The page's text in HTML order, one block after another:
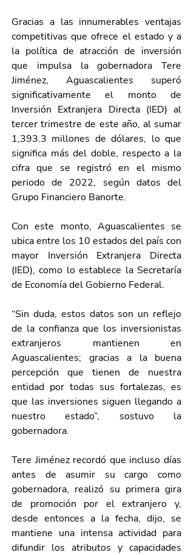
Gracias a las innumerables ventajas
competitivas que ofrece el estado y a
la política de atracción de inversión
que impulsa la gobernadora Tere
Jiménez, Aguascalientes superó
significativamente el monto de
Inversión Extranjera Directa (IED) al
tercer trimestre de este año, al sumar
1,393.3 millones de dólares, lo que
significa más del doble, respecto a la
cifra que se registró en el mismo
periodo de 2022, según datos del
Grupo Financiero Banorte.
Con este monto, Aguascalientes se
ubica entre los 10 estados del país con
mayor Inversión Extranjera Directa
(IED), como lo establece la Secretaría
de Economía del Gobierno Federal.
“Sin duda, estos datos son un reflejo
de la confianza que los inversionistas
extranjeros mantienen en
Aguascalientes; gracias a la buena
percepción que tienen de nuestra
entidad por todas sus fortalezas, es
que las inversiones siguen llegando a
nuestro estado”, sostuvo la
gobernadora.
Tere Jiménez recordó que incluso días
antes de asumir su cargo como
gobernadora, realizó su primera gira
de promoción por el extranjero y,
desde entonces a la fecha, dijo, se
mantiene una intensa actividad para
difundir los atributos y capacidades